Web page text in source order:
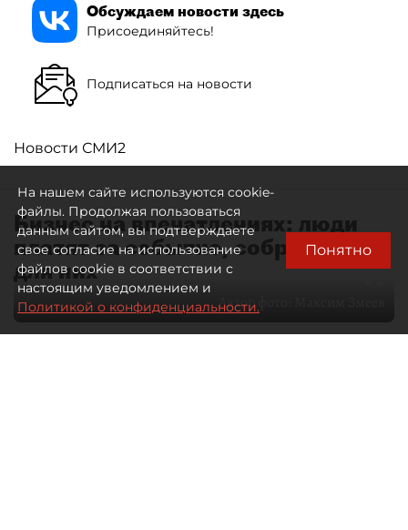
Обсуждаем новости здесь
Присоединяйтесь!
Подписаться на новости
Новости СМИ2
Бизнес на впечатлениях: люди
платят за событие, собранное
для них
Автор фото:
На нашем сайте используются cookie-
файлы. Продолжая пользоваться
данным сайтом, вы подтверждаете
свое согласие на использование
файлов cookie в соответствии с
настоящим уведомлением и
Политикой о конфиденциальности.
Понятно